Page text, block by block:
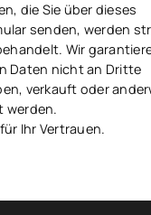
die Sie über dieses
senden, werden
Wir
Daten nicht an Dritte
verkauft oder
werden.
Ihr Vertrauen.